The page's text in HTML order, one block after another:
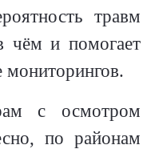
травм
чём и помогает
мониторингов.
с осмотром
по районам